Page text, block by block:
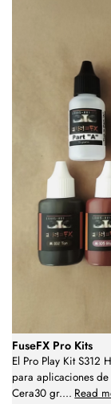
FuseFX Pro Kits
El Pro Play Kit S312
para aplicaciones
Cera30 gr.... Read